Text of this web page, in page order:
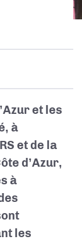
et les
à
et de la
d’Azur,
à
les